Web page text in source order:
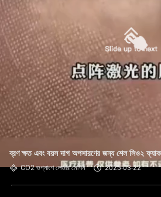
ব্রণ ক্ষত এবং বয়স দাগ অপসারণের জন্য শেল সিও২
CO2 ভগ্নাংশ লেজার মেশিন 2025-03-22